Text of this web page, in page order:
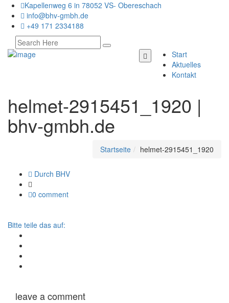
Kapellenweg 6 in 78052 VS- Obereschach
info@bhv-gmbh.de
+49 171 2334188
Start
Aktuelles
Kontakt
helmet-2915451_1920 |
bhv-gmbh.de
Startseite helmet-2915451_1920
Durch BHV
0 comment
Bitte teile das auf:
leave a comment